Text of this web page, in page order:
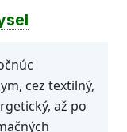
cez textilný,
až po